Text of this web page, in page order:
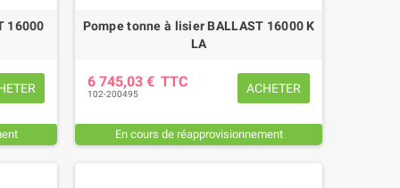
16000
Pompe tonne à lisier BALLAST 16000 K
LA
6 745,03 € TTC
102-200495 ACHETER
En cours de réapprovisionnement